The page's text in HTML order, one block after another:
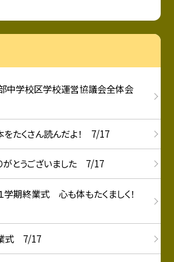
中学校区学校運営協議会全体会
たくさん読んだよ！ 7/17
とうございました 7/17
期終業式 心も体もたくましく！
式 7/17